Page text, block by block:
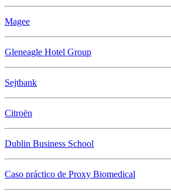
Magee
Gleneagle Hotel Group
Sejtbank
Citroën
Dublin Business School
Caso práctico de Proxy Biomedical